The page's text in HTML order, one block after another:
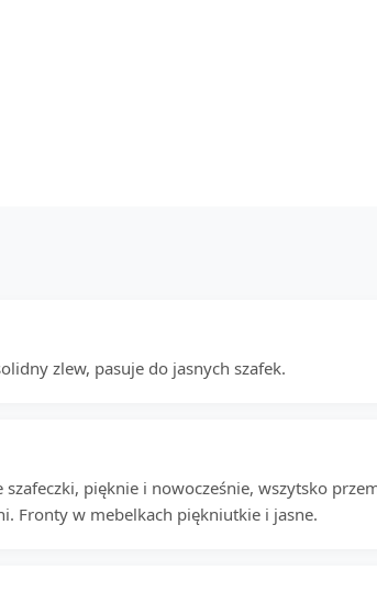
zlew, pasuje do jasnych szafek.
pięknie i nowocześnie, wszytsko
Fronty w mebelkach piękniutkie i jasne.